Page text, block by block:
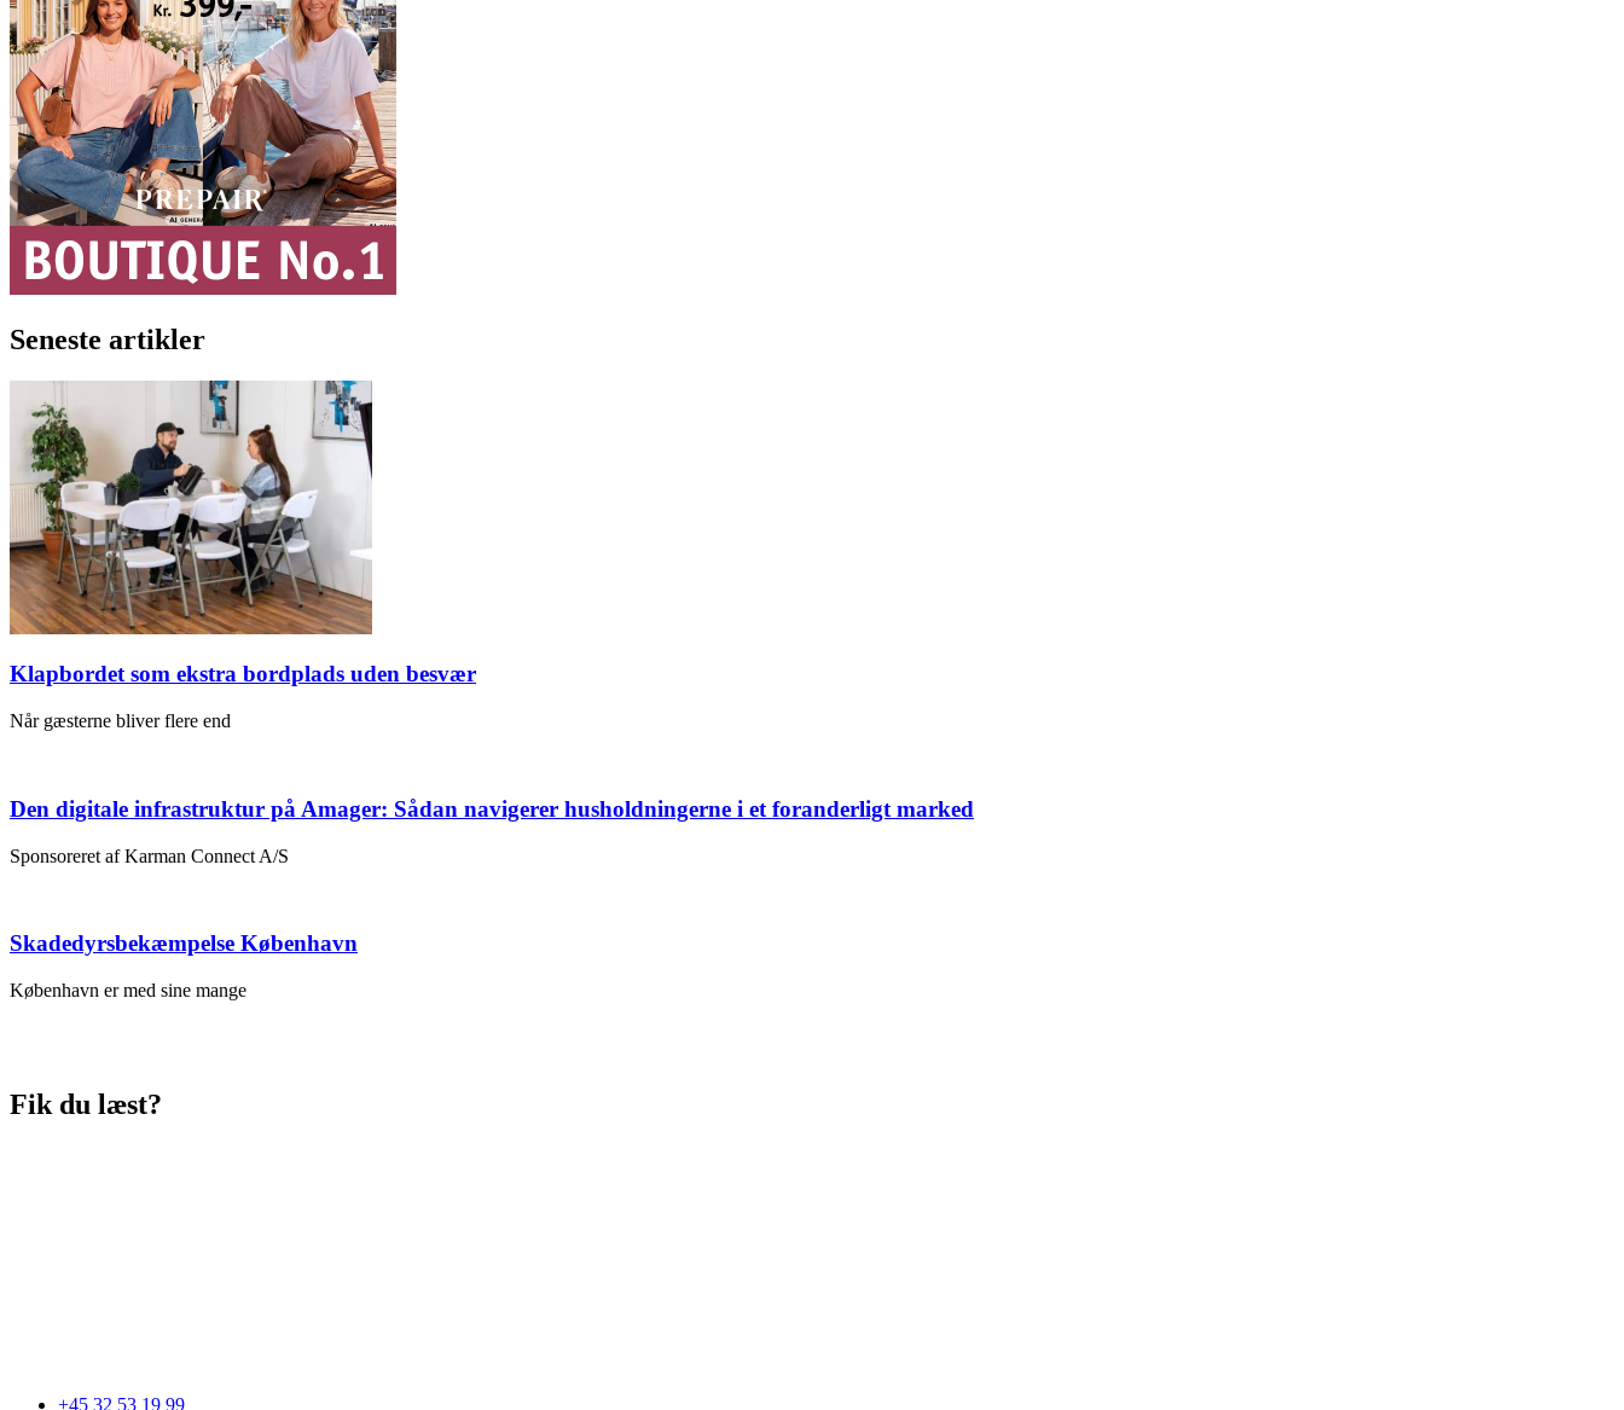
Seneste artikler
Klapbordet som ekstra bordplads uden besvær
Når gæsterne bliver flere end
Den digitale infrastruktur på Amager: Sådan navigerer husholdningerne i et foranderligt marked
Sponsoreret af Karman Connect A/S
Skadedyrsbekæmpelse København
København er med sine mange
Fik du læst?
+45 32 53 19 99